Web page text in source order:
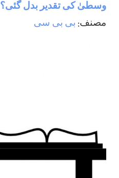
وسطیٰ کی تقدیر بدل گئی؟
مصنف: بی بی سی